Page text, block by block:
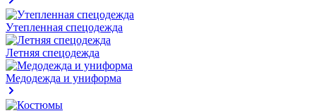
Утепленная спецодежда
Летняя спецодежда
Медодежда и униформа